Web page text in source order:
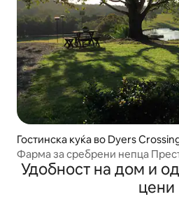
Гостинска куќа во Dyers
Фарма за сребрени непца
далеку од дома
Удобност на дом и
цени